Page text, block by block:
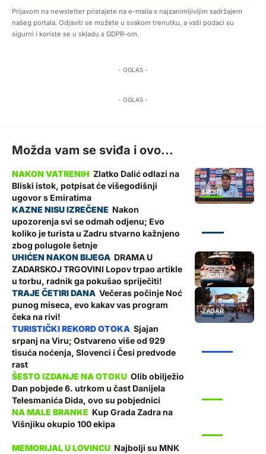
Prijavom na newsletter pristajete na e-maila s najzanimljivijim sadržajem
našeg portala. Odjaviti se možete u svakom trenutku, a vaši podaci su
sigurni i koriste se u skladu s GDPR-om.
- OGLAS -
- OGLAS -
Možda vam se sviđa i ovo...
SPORT
Zlatko Dalić odlazi na
Bliski istok, potpisat će višegodišnji
ugovor s Emiratima
Nakon
upozorenja svi se odmah odjenu; Evo
koliko je turista u Zadru stvarno kažnjeno
zbog polugole šetnje
ZADAR
DRAMA U
ZADARSKOJ TRGOVINI Lopov trpao artikle
u torbu, radnik ga pokušao spriječiti!
ZADAR
Večeras počinje Noć
punog miseca, evo kakav vas program
čeka na rivi!
Sjajan
srpanj na Viru; Ostvareno više od 929
tisuća noćenja, Slovenci i Česi predvode
rast
Olib obilježio
Dan pobjede 6. utrkom u čast Danijela
Telesmanića Dida, ovo su pobjednici
Kup Grada Zadra na
Višnjiku okupio 100 ekipa
Najbolji su MNK